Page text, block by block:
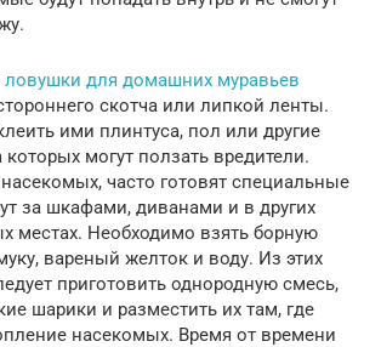
ловушки для домашних муравьев
скотча или липкой ленты.
ими плинтуса, пол или другие
которых могут ползать вредители.
часто готовят специальные
за шкафами, диванами и в других
местах. Необходимо взять борную
вареный желток и воду. Из этих
приготовить однородную смесь,
шарики и разместить их там, где
насекомых. Время от времени